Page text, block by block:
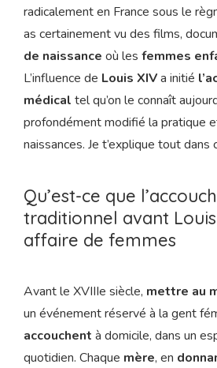
radicalement en France sous le
as certainement vu des films,
de naissance où les femmes
L’influence de Louis XIVa initié
médical tel qu’on le connaît
profondément modifié la pratique
naissances. Je t’explique tout dans
Qu’est-ce que
traditionnel avant Louis
affaire de femmes
Avant le XVIIIe siècle, mettre au
un événement réservé à la gent
accouchent à domicile, dans un
quotidien. Chaque mère, en